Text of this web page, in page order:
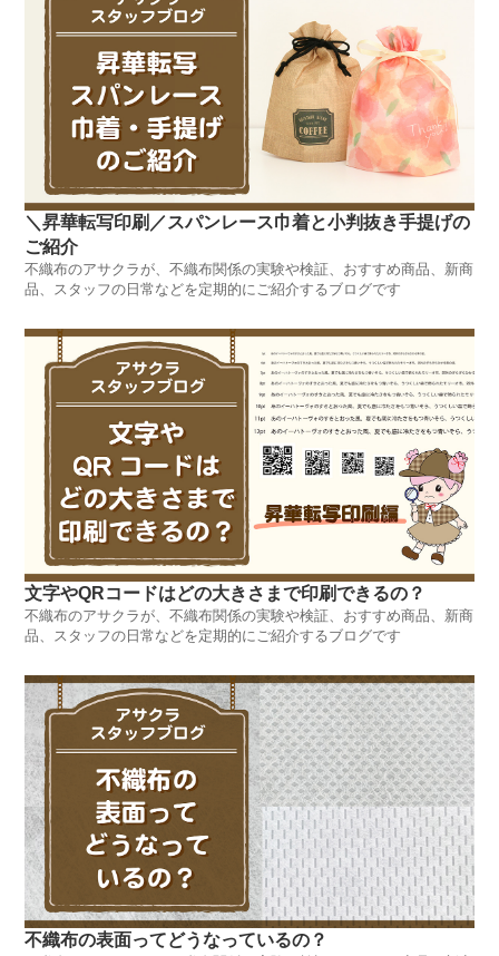
＼昇華転写印刷／スパンレース巾着と小判抜き手提げの
ご紹介
不織布のアサクラが、不織布関係の実験や検証、おすすめ商品、新商
品、スタッフの日常などを定期的にご紹介するブログです
文字やQRコードはどの大きさまで印刷できるの？
不織布のアサクラが、不織布関係の実験や検証、おすすめ商品、新商
品、スタッフの日常などを定期的にご紹介するブログです
不織布の表面ってどうなっているの？